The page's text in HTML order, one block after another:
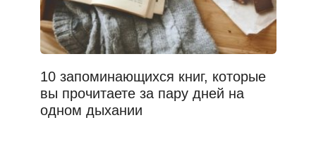
10 запоминающихся книг, которые
вы прочитаете за пару дней на
одном дыхании